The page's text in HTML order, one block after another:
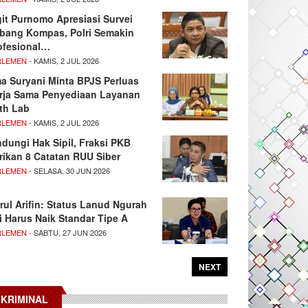
Purnomo Apresiasi Survei
Kompas, Polri Semakin
- KAMIS, 2 JUL 2026
Suryani Minta BPJS Perluas
Sama Penyediaan Layanan
Lab
- KAMIS, 2 JUL 2026
Hak Sipil, Fraksi PKB
8 Catatan RUU Siber
- SELASA, 30 JUN 2026
Arifin: Status Lanud Ngurah
Harus Naik Standar Tipe A
- SABTU, 27 JUN 2026
NEXT
KRIMINAL